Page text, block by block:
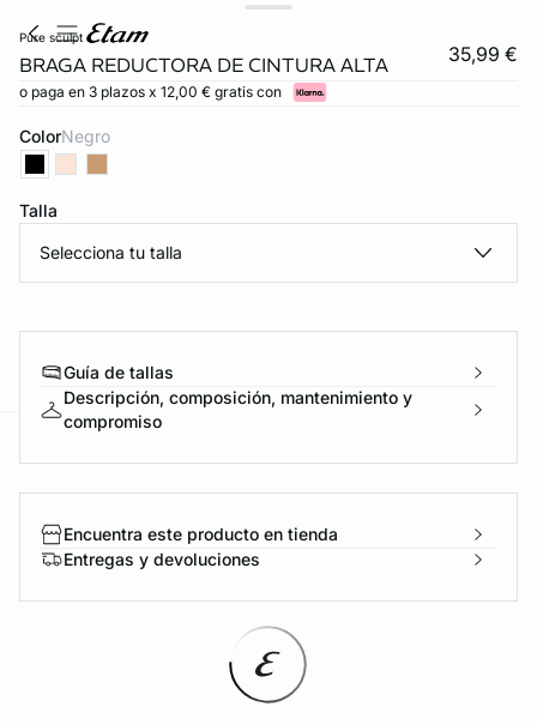
pure sculpt
BRAGA REDUCTORA DE CINTURA ALTA 35,99 €
o paga en 3 plazos x 12,00 € gratis con
Color negro
Talla
Selecciona tu talla
Guía de tallas
Descripción, composición, mantenimiento y
compromiso
Encuentra este producto en tienda
Entregas y devoluciones